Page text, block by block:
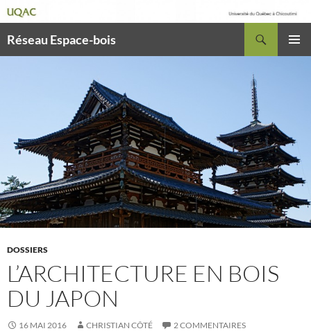
Réseau Espace-bois
DOSSIERS
L’ARCHITECTURE EN BOIS
DU JAPON
16 MAI 2016 CHRISTIAN CÔTÉ 2 COMMENTAIRES